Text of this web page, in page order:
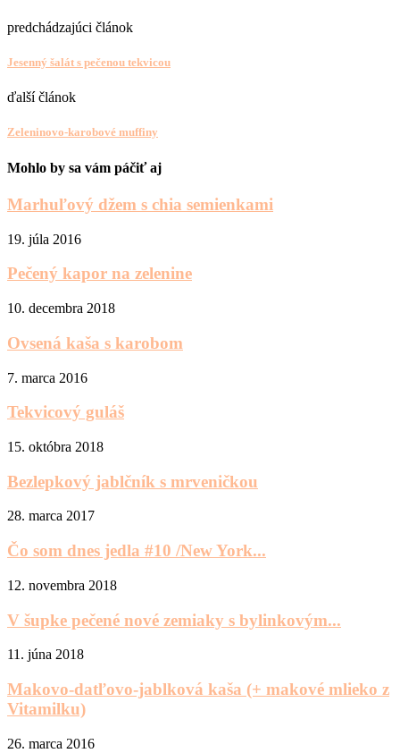
predchádzajúci článok
Jesenný šalát s pečenou tekvicou
ďalší článok
Zeleninovo-karobové muffiny
Mohlo by sa vám páčiť aj
Marhuľový džem s chia semienkami
19. júla 2016
Pečený kapor na zelenine
10. decembra 2018
Ovsená kaša s karobom
7. marca 2016
Tekvicový guláš
15. októbra 2018
Bezlepkový jablčník s mrveničkou
28. marca 2017
Čo som dnes jedla #10 /New York...
12. novembra 2018
V šupke pečené nové zemiaky s bylinkovým...
11. júna 2018
Makovo-datľovo-jablková kaša (+ makové mlieko z
Vitamilku)
26. marca 2016